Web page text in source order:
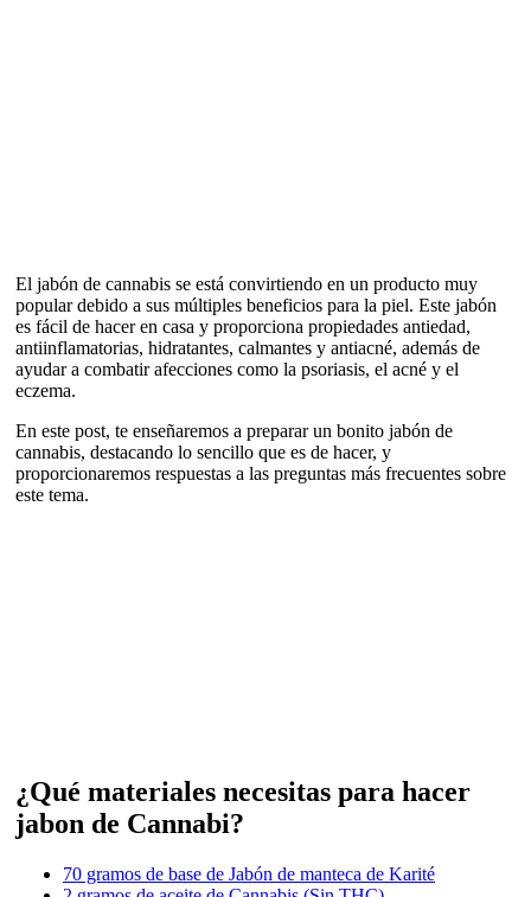
El jabón de cannabis se está convirtiendo en un producto muy
popular debido a sus múltiples beneficios para la piel. Este jabón
es fácil de hacer en casa y proporciona propiedades antiedad,
antiinflamatorias, hidratantes, calmantes y antiacné, además de
ayudar a combatir afecciones como la psoriasis, el acné y el
eczema.
En este post, te enseñaremos a preparar un bonito jabón de
cannabis, destacando lo sencillo que es de hacer, y
proporcionaremos respuestas a las preguntas más frecuentes sobre
este tema.
¿Qué materiales necesitas para hacer
jabon de Cannabi?
70 gramos de base de Jabón de manteca de Karité